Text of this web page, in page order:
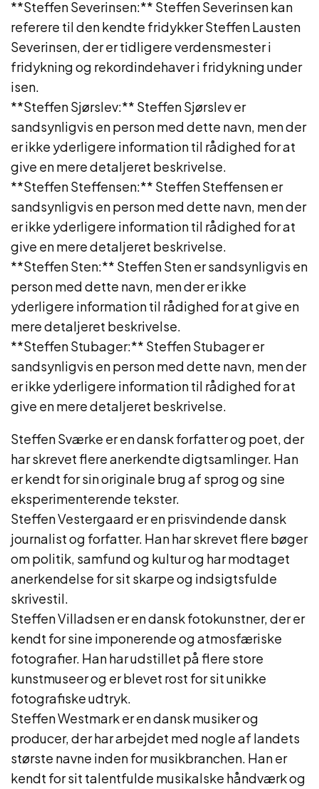
**Steffen Severinsen:** Steffen Severinsen kan
referere til den kendte fridykker Steffen Lausten
Severinsen, der er tidligere verdensmester i
fridykning og rekordindehaver i fridykning under
isen.
**Steffen Sjørslev:** Steffen Sjørslev er
sandsynligvis en person med dette navn, men der
er ikke yderligere information til rådighed for at
give en mere detaljeret beskrivelse.
**Steffen Steffensen:** Steffen Steffensen er
sandsynligvis en person med dette navn, men der
er ikke yderligere information til rådighed for at
give en mere detaljeret beskrivelse.
**Steffen Sten:** Steffen Sten er sandsynligvis en
person med dette navn, men der er ikke
yderligere information til rådighed for at give en
mere detaljeret beskrivelse.
**Steffen Stubager:** Steffen Stubager er
sandsynligvis en person med dette navn, men der
er ikke yderligere information til rådighed for at
give en mere detaljeret beskrivelse.
Steffen Sværke er en dansk forfatter og poet, der
har skrevet flere anerkendte digtsamlinger. Han
er kendt for sin originale brug af sprog og sine
eksperimenterende tekster.
Steffen Vestergaard er en prisvindende dansk
journalist og forfatter. Han har skrevet flere bøger
om politik, samfund og kultur og har modtaget
anerkendelse for sit skarpe og indsigtsfulde
skrivestil.
Steffen Villadsen er en dansk fotokunstner, der er
kendt for sine imponerende og atmosfæriske
fotografier. Han har udstillet på flere store
kunstmuseer og er blevet rost for sit unikke
fotografiske udtryk.
Steffen Westmark er en dansk musiker og
producer, der har arbejdet med nogle af landets
største navne inden for musikbranchen. Han er
kendt for sit talentfulde musikalske håndværk og